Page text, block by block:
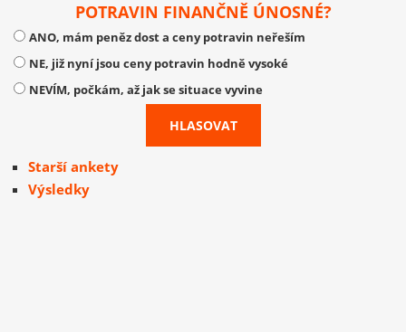
POTRAVIN FINANČNĚ ÚNOSNÉ?
ANO, mám peněz dost a ceny potravin neřeším
NE, již nyní jsou ceny potravin hodně vysoké
NEVÍM, počkám, až jak se situace vyvine
Starší ankety
Výsledky